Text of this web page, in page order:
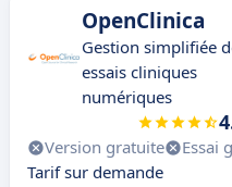
OpenClinica
Gestion simplifiée
essais cliniques
numériques
Version gratuite Essai
Tarif sur demande